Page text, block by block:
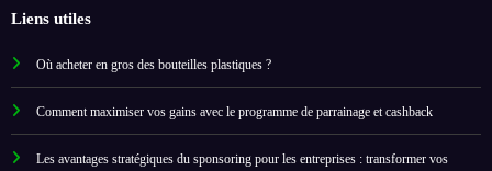
Liens utiles
Où acheter en gros des bouteilles plastiques ?
Comment maximiser vos gains avec le programme de parrainage et cashback
Les avantages stratégiques du sponsoring pour les entreprises : transformer vos